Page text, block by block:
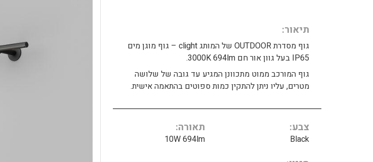
תיאור
גוף מסדרת OUTDOOR של המותג clight – גוף מוגן מים
IP65 בעל גוון אור חם 3000K 694lm.
גוף המורכב ממוט מתכוונן המגיע עד גובה של שלושה
מטרים, עליו ניתן להתקין כמות ספוטים בהתאמה אישית.
צבע
Black
תאורה
10W 694lm